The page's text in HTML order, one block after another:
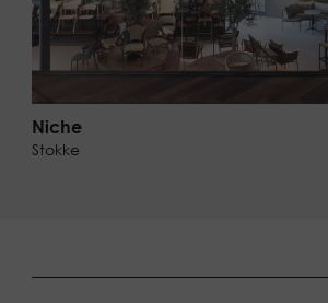
Niche
Stokke